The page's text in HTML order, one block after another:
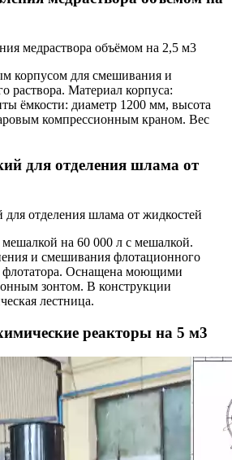
корпусом для смешивания и
раствора. Материал корпуса:
ёмкости: диаметр 1200 мм, высота
компрессионным краном. Вес
для отделения шлама от
на 60 000 л с мешалкой.
и смешивания флотационного
флотатора. Оснащена моющими
зонтом. В конструкции
лестница.
реакторы на 5 м3